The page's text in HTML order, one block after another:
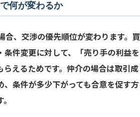
何が変わるか
合、交渉の優先順位が変わります。買
条件変更に対して、「売り手の利益を
えるためです。仲介の場合は取引成
、条件が多少下がっても合意を促す方